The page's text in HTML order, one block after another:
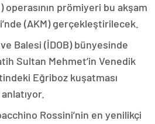
operasının prömiyeri bu akşam
(AKM) gerçekleştirilecek.
Balesi (İDOB) bünyesinde
Sultan Mehmet’in Venedik
Eğriboz kuşatması
anlatıyor.
Rossini’nin en yenilikçi